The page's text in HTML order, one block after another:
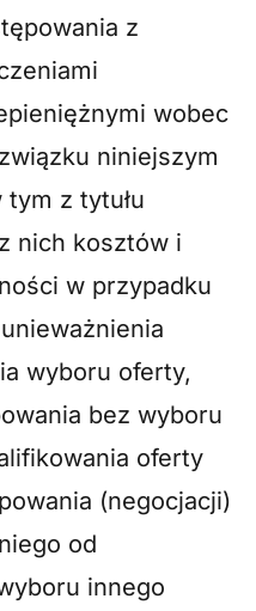
z
wobec
niniejszym
z tytułu
nich kosztów i
w przypadku
wyboru oferty,
bez wyboru
oferty
(negocjacji)
od
innego